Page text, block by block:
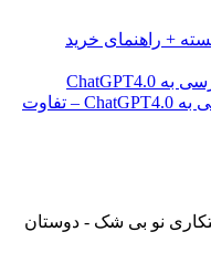
GPT-4 معرفی شد، نحوه دسترسی به ChatGPT4.0 – تفاوت
نو بی شک - دوستان